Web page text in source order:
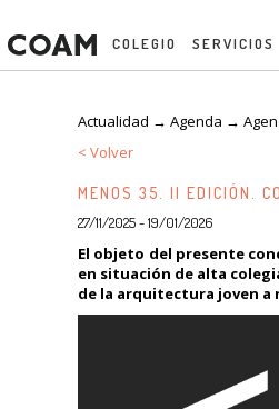
COLEGIO SERVICIOS
Actualidad → Agenda →
< Volver
MENOS 35. II EDICIÓN.
27/11/2025 - 19/01/2026
El objeto del presente
en situación de alta
de la arquitectura joven a